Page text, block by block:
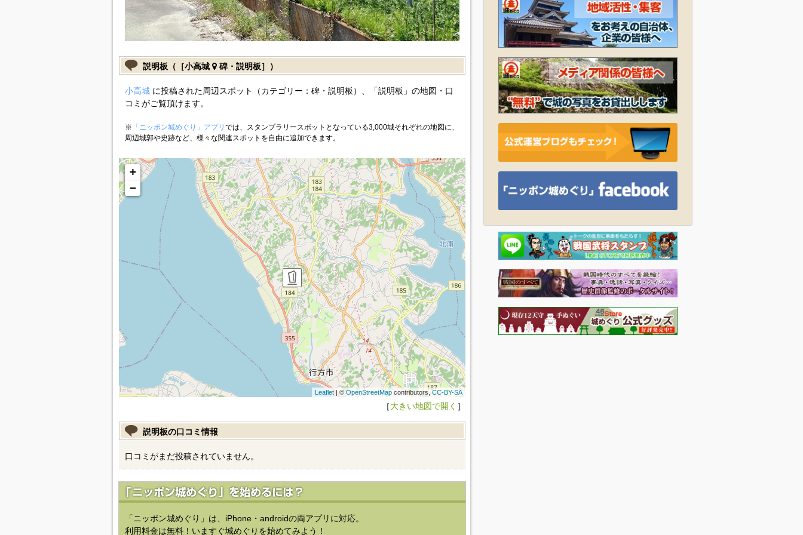
説明板（［小高城 碑・説明板］）
小高城に投稿された周辺スポット（カテゴリー：碑・説明板）、「説明板」の地図・口
コミがご覧頂けます。
※ 「ニッポン城めぐり」アプリ では、スタンプラリースポットとなっている3,000城それぞれの地図に、
周辺城郭や史跡など、様々な関連スポットを自由に追加できます。
+
−
Leaflet| © OpenStreetMapcontributors,CC-BY-SA
［大きい地図で開く ］
説明板の口コミ情報
口コミがまだ投稿されていません。
「ニッポン城めぐり」は、iPhone・androidの両アプリに対応。
利用料金は無料！いますぐ城めぐりを始めてみよう！